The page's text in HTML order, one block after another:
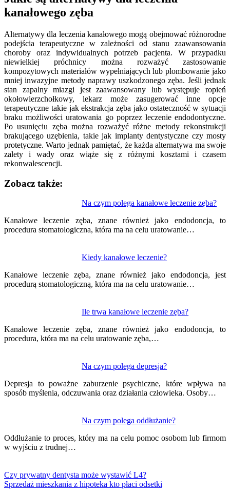
kanałowego zęba
Alternatywy dla leczenia kanałowego mogą obejmować różnorodne
podejścia terapeutyczne w zależności od stanu zaawansowania
choroby oraz indywidualnych potrzeb pacjenta. W przypadku
niewielkiej próchnicy można rozważyć zastosowanie
kompozytowych materiałów wypełniających lub plombowanie jako
mniej inwazyjne metody naprawy uszkodzonego zęba. Jeśli jednak
stan zapalny miazgi jest zaawansowany lub występuje ropień
okołowierzchołkowy, lekarz może zasugerować inne opcje
terapeutyczne takie jak ekstrakcja zęba jako ostateczność w sytuacji
braku możliwości uratowania go poprzez leczenie endodontyczne.
Po usunięciu zęba można rozważyć różne metody rekonstrukcji
brakującego uzębienia, takie jak implanty dentystyczne czy mosty
protetyczne. Warto jednak pamiętać, że każda alternatywa ma swoje
zalety i wady oraz wiąże się z różnymi kosztami i czasem
rekonwalescencji.
Zobacz także:
Na czym polega kanałowe leczenie zęba?
Kanałowe leczenie zęba, znane również jako endodoncja, to
procedura stomatologiczna, która ma na celu uratowanie…
Kiedy kanałowe leczenie?
Kanałowe leczenie zęba, znane również jako endodoncja, jest
procedurą stomatologiczną, która ma na celu uratowanie…
Ile trwa kanałowe leczenie zęba?
Kanałowe leczenie zęba, znane również jako endodoncja, to
procedura, która ma na celu uratowanie zęba,…
Na czym polega depresja?
Depresja to poważne zaburzenie psychiczne, które wpływa na
sposób myślenia, odczuwania oraz działania człowieka. Osoby…
Na czym polega oddłużanie?
Oddłużanie to proces, który ma na celu pomoc osobom lub firmom
w wyjściu z trudnej…
wpisu
Czy prywatny dentysta może wystawić L4?
Sprzedaż mieszkania z hipoteka kto płaci odsetki